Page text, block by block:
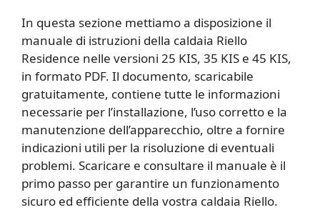
In questa sezione mettiamo a disposizione il
manuale di istruzioni della caldaia Riello
Residence nelle versioni 25 KIS, 35 KIS e 45 KIS,
in formato PDF. Il documento, scaricabile
gratuitamente, contiene tutte le informazioni
necessarie per l’installazione, l’uso corretto e la
manutenzione dell’apparecchio, oltre a fornire
indicazioni utili per la risoluzione di eventuali
problemi. Scaricare e consultare il manuale è il
primo passo per garantire un funzionamento
sicuro ed efficiente della vostra caldaia Riello.